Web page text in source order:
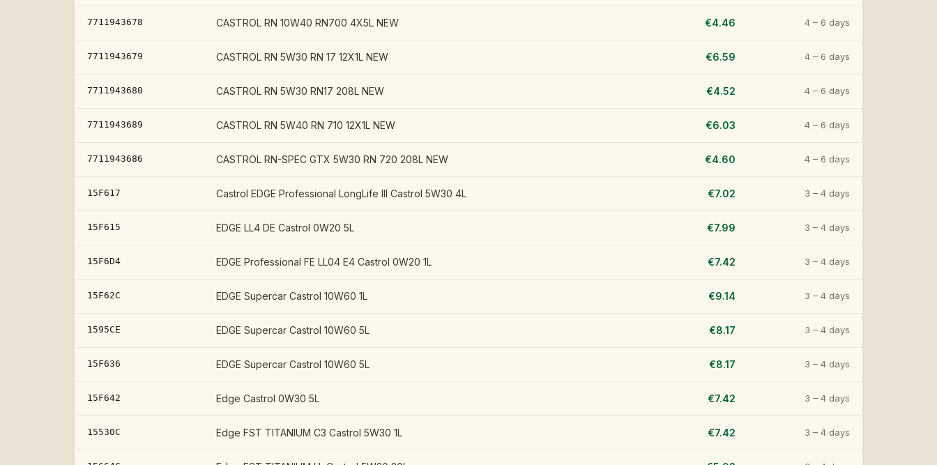
7711943678 CASTROL RN 10W40 RN700 4X5L NEW €4.46 4 – 6 days
7711943679 CASTROL RN 5W30 RN 17 12X1L NEW €6.59 4 – 6 days
7711943680 CASTROL RN 5W30 RN17 208L NEW €4.52 4 – 6 days
7711943689 CASTROL RN 5W40 RN 710 12X1L NEW €6.03 4 – 6 days
7711943686 CASTROL RN-SPEC GTX 5W30 RN 720 208L NEW €4.60 4 – 6 days
15F617 Castrol EDGE Professional LongLife III Castrol 5W30 4L €7.02 3 – 4 days
15F615 EDGE LL4 DE Castrol 0W20 5L €7.99 3 – 4 days
15F6D4 EDGE Professional FE LL04 E4 Castrol 0W20 1L €7.42 3 – 4 days
15F62C EDGE Supercar Castrol 10W60 1L €9.14 3 – 4 days
1595CE EDGE Supercar Castrol 10W60 5L €8.17 3 – 4 days
15F636 EDGE Supercar Castrol 10W60 5L €8.17 3 – 4 days
15F642 Edge Castrol 0W30 5L €7.42 3 – 4 days
15530C Edge FST TITANIUM C3 Castrol 5W30 1L €7.42 3 – 4 days